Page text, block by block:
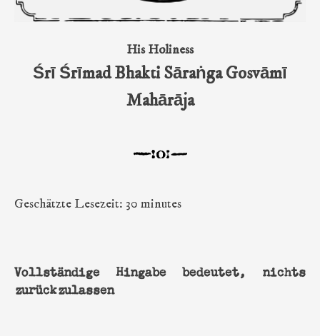
His Holiness
Śrī Śrīmad Bhakti Sāraṅga Gosvāmī
Mahārāja
Geschätzte Lesezeit: 30 minutes
Vollständige Hingabe bedeutet, nichts
zurückzulassen